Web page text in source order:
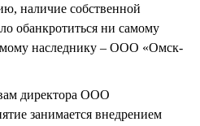
наличие собственной
обанкротиться ни самому
наследнику – ООО «Омск-
директора ООО
занимается внедрением